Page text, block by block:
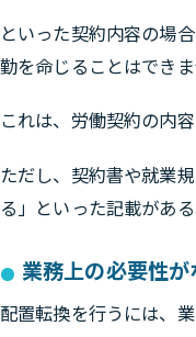
といった契約内容の場
勤を命じることはできま
これは、労働契約の内
ただし、契約書や就業
る」といった記載があ
業務上の必要性が
配置転換を行うには、